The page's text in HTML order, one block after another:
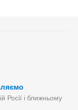
Росії і ближньому